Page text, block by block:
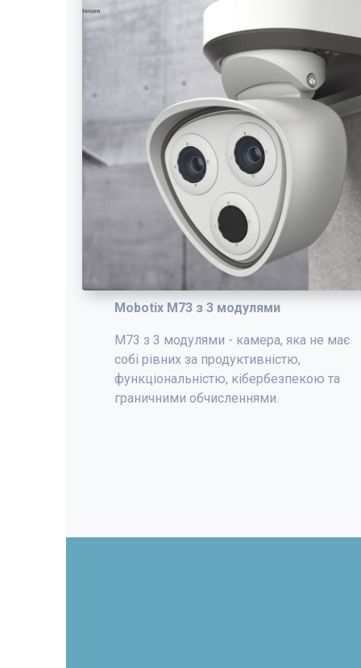
Mobotix М73 з 3 модулями
M73 з 3 модулями - камера, яка не має
собі рівних за продуктивністю,
функціональністю, кібербезпекою та
граничними обчисленнями.